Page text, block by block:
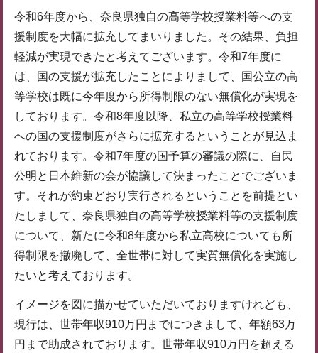
令和6年度から、奈良県独自の高等学校授業料等への支
援制度を大幅に拡充してまいりました。その結果、負担
軽減が実現できたと考えてございます。令和7年度に
は、国の支援が拡充したことによりまして、国公立の高
等学校は既に今年度から所得制限のない無償化が実現を
しております。令和8年度以降、私立の高等学校授業料
への国の支援制度がさらに拡充するということが見込ま
れております。令和7年度の国予算の審議の際に、自民
公明と日本維新の会が協議して決まったことでございま
す。それが約束どおり実行されるということを前提とい
たしまして、奈良県独自の高等学校授業料等の支援制度
について、新たに令和8年度から私立高校についても所
得制限を撤廃して、全世帯に対して実質無償化を実施し
たいと考えております。
イメージを図に描かせていただいておりますけれども、
現行は、世帯年収910万円までにつきまして、年額63万
円まで助成されております。世帯年収910万円を超える